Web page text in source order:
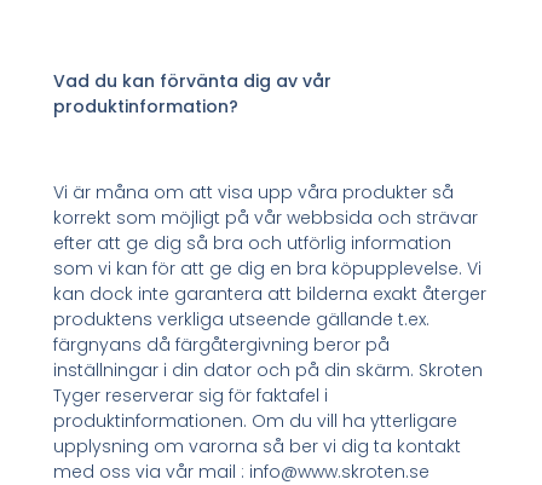
Vad du kan förvänta dig av vår
produktinformation?
Vi är måna om att visa upp våra produkter så
korrekt som möjligt på vår webbsida och strävar
efter att ge dig så bra och utförlig information
som vi kan för att ge dig en bra köpupplevelse. Vi
kan dock inte garantera att bilderna exakt återger
produktens verkliga utseende gällande t.ex.
färgnyans då färgåtergivning beror på
inställningar i din dator och på din skärm. Skroten
Tyger reserverar sig för faktafel i
produktinformationen. Om du vill ha ytterligare
upplysning om varorna så ber vi dig ta kontakt
med oss via vår mail : info@www.skroten.se